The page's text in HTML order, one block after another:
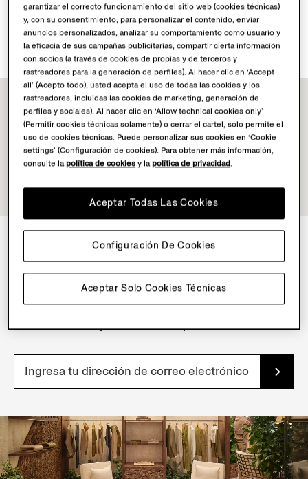
SERVICIOS DISPONIBLES
Envío a boutique no disponible.
Devoluciones en boutique disponibles. Conoce másaquí.
BOLETÍN DE INFORMACIÓN
Suscríbete a nuestro boletín de noticias para obtener
contenido, ofertas y servicios exclusivos y acceso
anticipado a nuestros productos.
garantizar el correcto funcionamiento del sitio web (cookies técnicas)
y, con su consentimiento, para personalizar el contenido, enviar
anuncios personalizados, analizar su comportamiento como usuario y
la eficacia de sus campañas publicitarias, compartir cierta información
con socios (a través de cookies de propias y de terceros y
rastreadores para la generación de perfiles). Al hacer clic en ‘Accept
all’ (Acepto todo), usted acepta el uso de todas las cookies y los
rastreadores, incluidas las cookies de marketing, generación de
perfiles y sociales). Al hacer clic en ‘Allow technical cookies only’
(Permitir cookies técnicas solamente) o cerrar el cartel, solo permite el
uso de cookies técnicas. Puede personalizar sus cookies en ‘Cookie
settings’ (Configuración de cookies). Para obtener más información,
consulte lapolítica de cookies y lapolítica de privacidad.
Aceptar Solo Cookies Técnicas
Aceptar Todas Las Cookies
Configuración De Cookies